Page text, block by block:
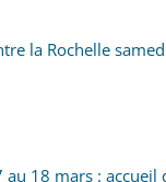
la Rochelle
18 mars : accueil